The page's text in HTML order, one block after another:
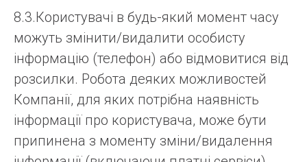
8.3.Користувачі в будь-який момент часу
можуть змінити/видалити особисту
інформацію (телефон) або відмовитися від
розсилки. Робота деяких можливостей
Компанії, для яких потрібна наявність
інформації про користувача, може бути
припинена з моменту зміни/видалення